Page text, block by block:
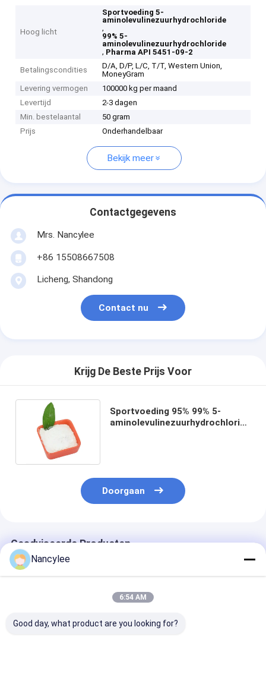
Hoog licht
Sportvoeding 5-
aminolevulinezuurhydrochloride
,
99% 5-
aminolevulinezuurhydrochloride
, Pharma API 5451-09-2
Betalingscondities
D/A, D/P, L/C, T/T, Western Union,
MoneyGram
Levering vermogen
100000 kg per maand
Levertijd
2-3 dagen
Min. bestelaantal
50 gram
Prijs
Onderhandelbaar
Bekijk meer
Contactgegevens
Mrs. Nancylee
+86 15508667508
Licheng, Shandong
Contact nu
Krijg De Beste Prijs Voor
Sportvoeding 95% 99% 5-
aminolevulinezuurhydrochloride
Doorgaan
Geadviseerde Producten
Nancylee
6:54 AM
Good day, what product are you looking for?